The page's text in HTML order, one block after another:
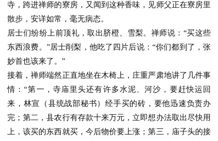
寺，跨进禅师的寮房，又闻到这种香味，见师父正在寮房里
散步，安详如常，毫无病态。
居士们纷纷上前顶礼，取出脐橙、雪梨。禅师说：“买这些
东西浪费。”居士削梨，他吃了四片后说：“你们都到了，张
妙首也该来了。”
接着，禅师端然正直地坐在木椅上，庄重严肃地讲了几件事
情：“第一，寺庙里头还有许多水泥、河沙，要赶快运回
来，林宣（县统战部秘书）经手买的砖，要他迅速负责办
完；第二，县农行有存款十来万元，立即想办法取出尽快用
上，该买的东西就买，今后物价要上涨；第三，庙子头的接